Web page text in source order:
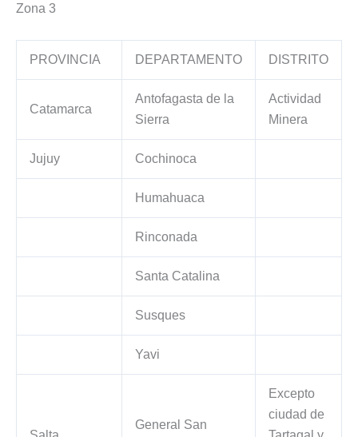
Zona 3
PROVINCIA DEPARTAMENTO DISTRITO
Catamarca
Antofagasta de la
Sierra
Actividad
Minera
Jujuy Cochinoca
Humahuaca
Rinconada
Santa Catalina
Susques
Yavi
General San
Excepto
ciudad de